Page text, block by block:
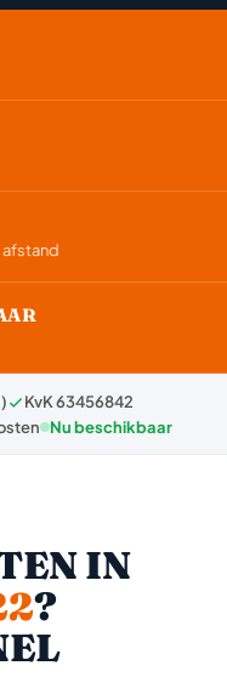
KvK 63456842
Nu beschikbaar
IN
?